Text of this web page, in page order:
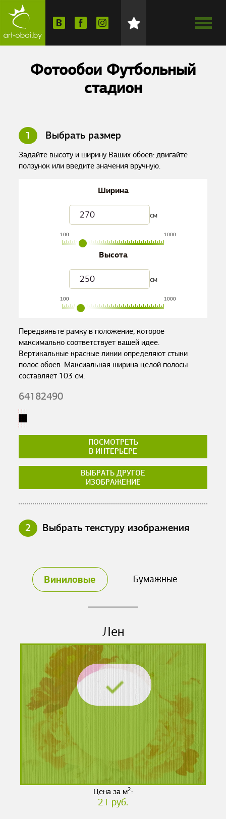
Фотообои Футбольный
стадион
1 Выбрать размер
Задайте высоту и ширину Ваших обоев: двигайте
ползунок или введите значения вручную.
Ширина
см
100 1000
Высота
см
100 1000
Передвиньте рамку в положение, которое
максимально соответствует вашей идее.
Вертикальные красные линии определяют стыки
полос обоев. Максиальная ширина целой полосы
составляет 103 см.
64182490
ПОСМОТРЕТЬ
В ИНТЕРЬЕРЕ
ВЫБРАТЬ ДРУГОЕ
ИЗОБРАЖЕНИЕ
2 Выбрать текстуру изображения
Виниловые Бумажные
Лен
Цена за м2:
21 руб.